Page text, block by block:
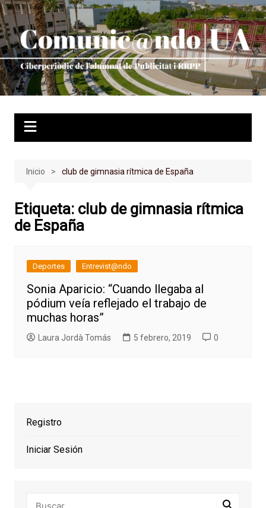
Saltar
al
contenido
Inicio club de gimnasia rítmica de España
Etiqueta: club de gimnasia rítmica
de España
Deportes Entrevist@ndo
Sonia Aparicio: “Cuando llegaba al
pódium veía reflejado el trabajo de
muchas horas”
Laura Jordà Tomás 5 febrero, 2019 0
Registro
Iniciar Sesión